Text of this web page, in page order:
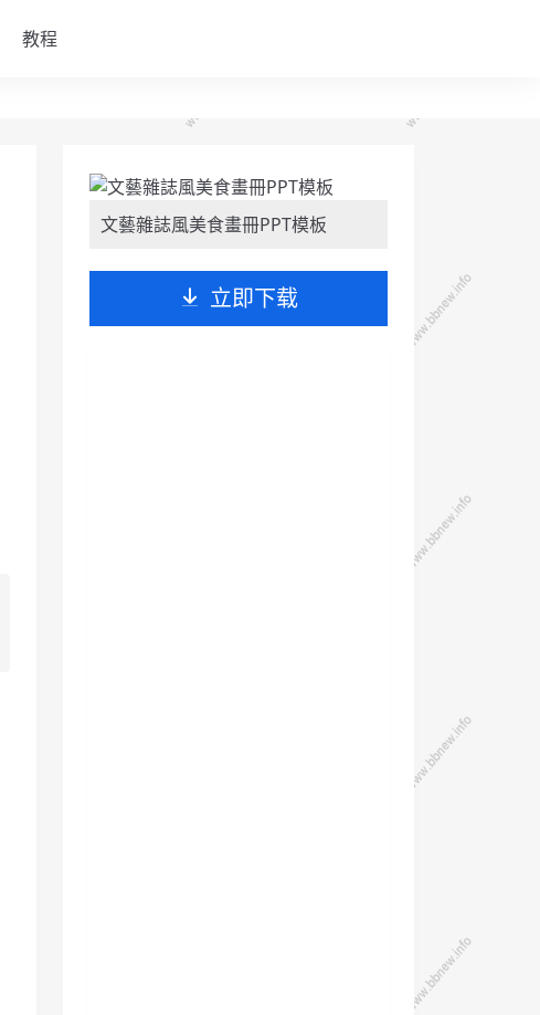
教程
文藝雜誌風美食畫冊PPT模板
立即下载